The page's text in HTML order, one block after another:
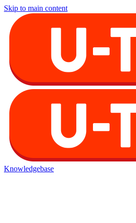
Skip to main content
Knowledgebase